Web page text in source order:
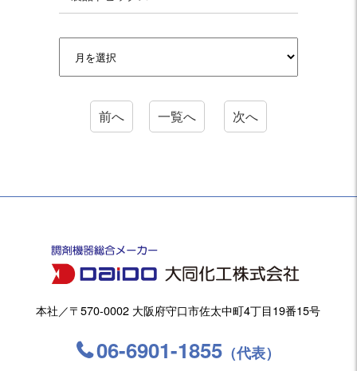
前へ 一覧へ 次へ
本社／〒570-0002 大阪府守口市佐太中町4丁目19番15号
06-6901-1855 （代表）